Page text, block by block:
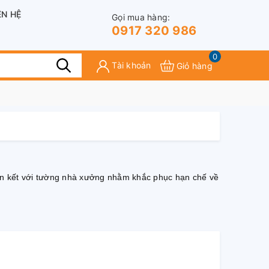
HỆ Gọi mua hàng:
0917 320 986
Tài khoản
0
Giỏ hàng
kết với tường nhà xưởng nhằm khắc phục hạn chế về